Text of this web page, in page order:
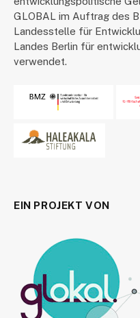
GLOBAL im Auftrag des
Landesstelle für
Landes Berlin für
verwendet.
EIN PROJEKT VON